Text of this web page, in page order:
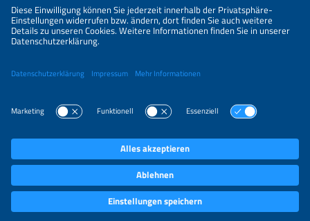
ÜBER UNS
VERANSTALTER
PREISÜBERSICHT
DATENSCHUTZERKLÄRUNG